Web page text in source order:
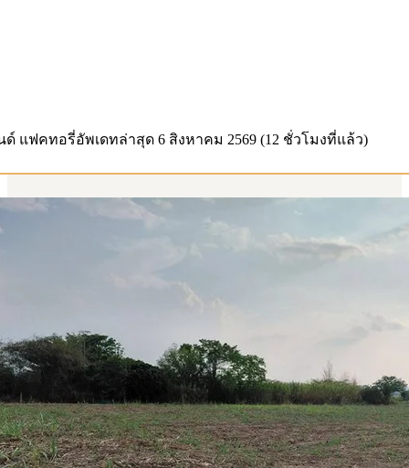
ด์ แฟคทอรี่อัพเดทล่าสุด 6 สิงหาคม 2569 (12 ชั่วโมงที่แล้ว)